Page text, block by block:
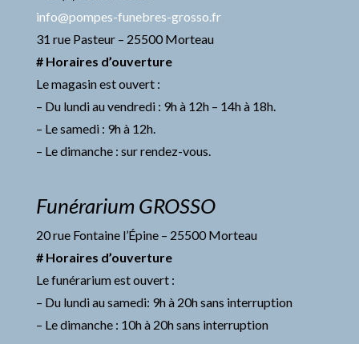
info@pompes-funebres-grosso.fr
31 rue Pasteur – 25500 Morteau
# Horaires d’ouverture
Le magasin est ouvert :
– Du lundi au vendredi : 9h à 12h – 14h à 18h.
– Le samedi : 9h à 12h.
– Le dimanche : sur rendez-vous.
Funérarium GROSSO
20 rue Fontaine l’Épine – 25500 Morteau
# Horaires d’ouverture
Le funérarium est ouvert :
– Du lundi au samedi: 9h à 20h sans interruption
– Le dimanche : 10h à 20h sans interruption